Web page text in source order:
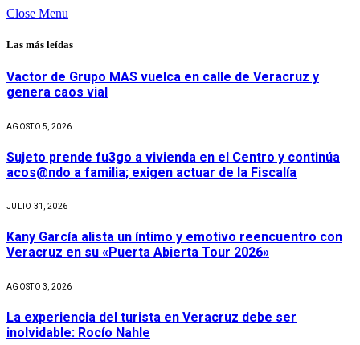
Close Menu
Las más leídas
Vactor de Grupo MAS vuelca en calle de Veracruz y
genera caos vial
AGOSTO 5, 2026
Sujeto prende fu3go a vivienda en el Centro y continúa
acos@ndo a familia; exigen actuar de la Fiscalía
JULIO 31, 2026
Kany García alista un íntimo y emotivo reencuentro con
Veracruz en su «Puerta Abierta Tour 2026»
AGOSTO 3, 2026
La experiencia del turista en Veracruz debe ser
inolvidable: Rocío Nahle